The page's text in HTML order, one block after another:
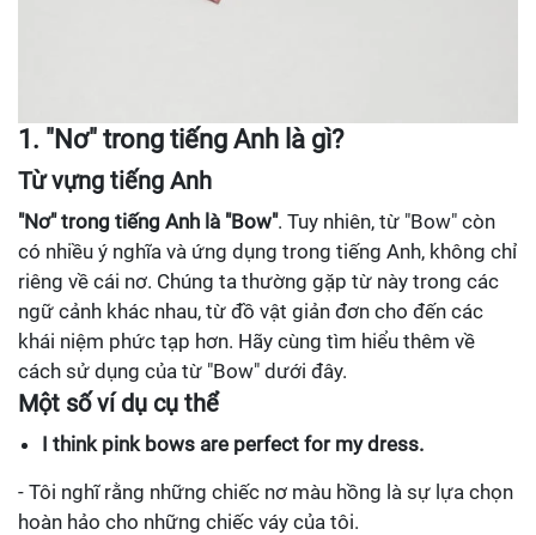
1. "Nơ" trong tiếng Anh là gì?
Từ vựng tiếng Anh
"Nơ" trong tiếng Anh là "Bow". Tuy nhiên, từ "Bow" còn
có nhiều ý nghĩa và ứng dụng trong tiếng Anh, không chỉ
riêng về cái nơ. Chúng ta thường gặp từ này trong các
ngữ cảnh khác nhau, từ đồ vật giản đơn cho đến các
khái niệm phức tạp hơn. Hãy cùng tìm hiểu thêm về
cách sử dụng của từ "Bow" dưới đây.
Một số ví dụ cụ thể
I think pink bows are perfect for my dress.
- Tôi nghĩ rằng những chiếc nơ màu hồng là sự lựa chọn
hoàn hảo cho những chiếc váy của tôi.